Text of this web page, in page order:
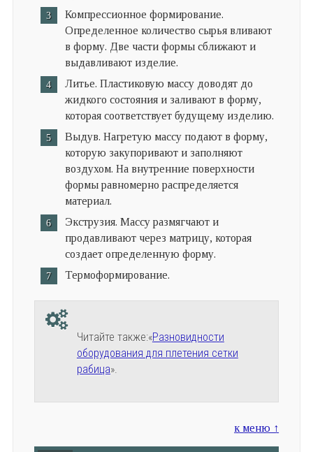
Компрессионное формирование.
Определенное количество сырья вливают
в форму. Две части формы сближают и
выдавливают изделие.
Литье. Пластиковую массу доводят до
жидкого состояния и заливают в форму,
которая соответствует будущему изделию.
Выдув. Нагретую массу подают в форму,
которую закупоривают и заполняют
воздухом. На внутренние поверхности
формы равномерно распределяется
материал.
Экструзия. Массу размягчают и
продавливают через матрицу, которая
создает определенную форму.
Термоформирование.
Читайте также:«Разновидности
оборудования для плетения сетки
рабица».
к меню ↑